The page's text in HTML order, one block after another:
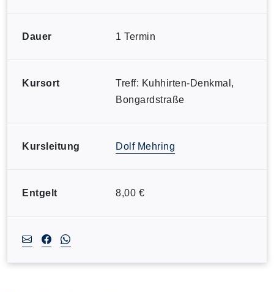
Dauer 1 Termin
Kursort
Treff: Kuhhirten-Denkmal,
Bongardstraße
Kursleitung Dolf Mehring
Entgelt 8,00 €